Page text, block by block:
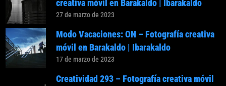
creativa móvil en Barakaldo | Ibarakaldo
27 de marzo de 2023
Modo Vacaciones: ON – Fotografía creativa
móvil en Barakaldo | Ibarakaldo
17 de marzo de 2023
Creatividad 293 – Fotografía creativa móvil